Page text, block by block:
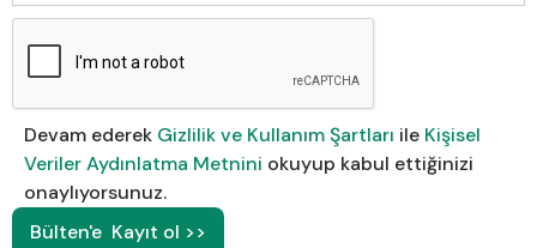
Devam ederek Gizlilik ve Kullanım Şartları ile Kişisel
Veriler Aydınlatma Metnini okuyup kabul ettiğinizi
onaylıyorsunuz.